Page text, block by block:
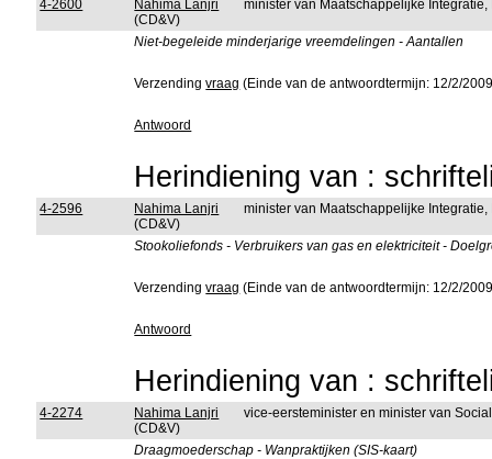
4-2600
Nahima Lanjri
(CD&V)
minister van Maatschappelijke
Niet-begeleide minderjarige vreemdelingen - Aantallen
Verzendingvraag (Einde van de antwoordtermijn: 12/2/
Antwoord
Herindiening van :
4-2596
Nahima Lanjri
(CD&V)
minister van Maatschappelijke
Stookoliefonds - Verbruikers van gas en elektriciteit -
Verzendingvraag (Einde van de antwoordtermijn: 12/2/
Antwoord
Herindiening van :
4-2274
Nahima Lanjri
(CD&V)
vice-eersteminister en minister van
Draagmoederschap - Wanpraktijken (SIS-kaart)